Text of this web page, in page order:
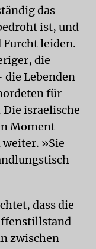
das
ist, und
leiden.
die
die Lebenden
für
Die israelische
Moment
»Sie
dass die
zwischen